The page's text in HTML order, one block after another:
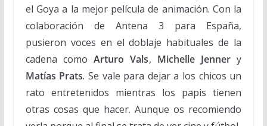
el Goya a la mejor película de animación. Con la
colaboración de Antena 3 para España,
pusieron voces en el doblaje habituales de la
cadena comoArturo Vals, Michelle Jenner y
Matías Prats. Se vale para dejar a los chicos un
rato entretenidos mientras los papis tienen
otras cosas que hacer. Aunque os recomiendo